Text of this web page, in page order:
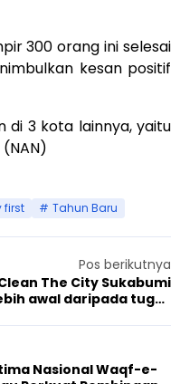
300 orang ini selesai
kesan positif
di 3 kota lainnya, yaitu
first Tahun Baru
Pos berikutnya
The City Sukabumi
awal daripada tugas
Nasional Waqf-e-